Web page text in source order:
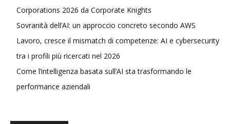
Corporations 2026 da Corporate Knights
Sovranità dell’AI: un approccio concreto secondo AWS
Lavoro, cresce il mismatch di competenze: AI e cybersecurity
tra i profili più ricercati nel 2026
Come l’intelligenza basata sull’AI sta trasformando le
performance aziendali